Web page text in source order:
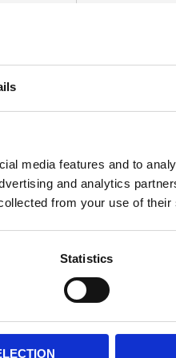
media features and to
and analytics
from your use of
Statistics